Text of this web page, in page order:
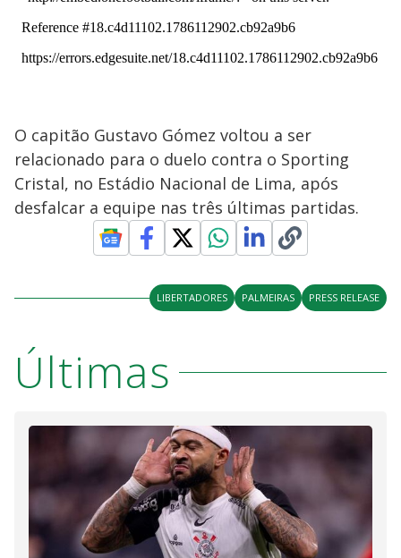
O capitão Gustavo Gómez voltou a ser
relacionado para o duelo contra o Sporting
Cristal, no Estádio Nacional de Lima, após
desfalcar a equipe nas três últimas partidas.
LIBERTADORES PALMEIRAS PRESS RELEASE
Últimas